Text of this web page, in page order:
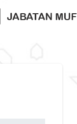
navigation